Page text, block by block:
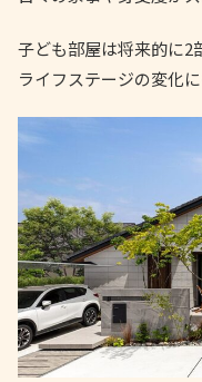
子ども部屋は将来的に2
ライフステージの変化